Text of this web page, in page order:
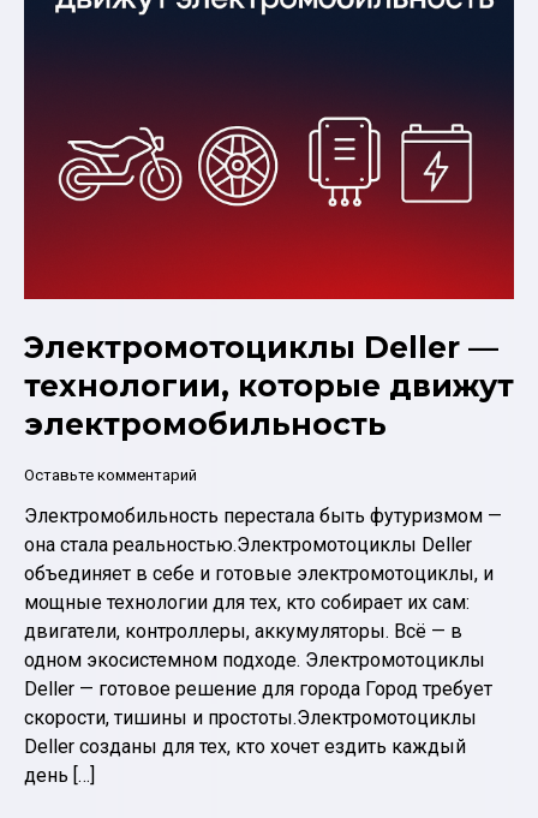
Электромотоциклы Deller —
технологии, которые движут
электромобильность
Оставьте комментарий
Электромобильность перестала быть футуризмом —
она стала реальностью.Электромотоциклы Deller
объединяет в себе и готовые электромотоциклы, и
мощные технологии для тех, кто собирает их сам:
двигатели, контроллеры, аккумуляторы. Всё — в
одном экосистемном подходе. Электромотоциклы
Deller — готовое решение для города Город требует
скорости, тишины и простоты.Электромотоциклы
Deller созданы для тех, кто хочет ездить каждый
день […]